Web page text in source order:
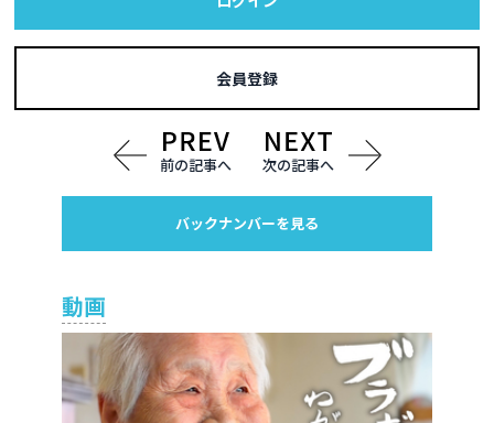
会員登録
前の記事へ 次の記事へ
バックナンバーを見る
動画